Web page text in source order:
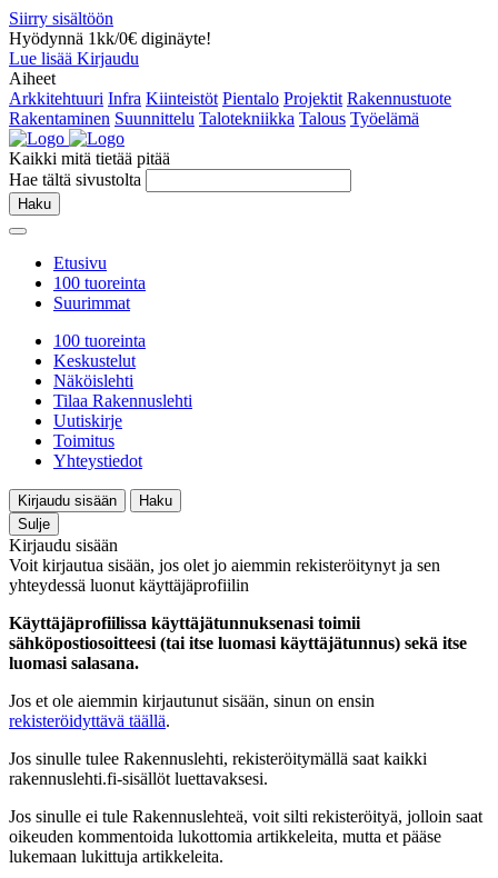
Siirry sisältöön
Hyödynnä 1kk/0€ diginäyte!
Lue lisää Kirjaudu
Aiheet
Arkkitehtuuri Infra Kiinteistöt Pientalo Projektit Rakennustuote
Rakentaminen Suunnittelu Talotekniikka Talous Työelämä
Kaikki mitä tietää pitää
Hae tältä sivustolta
Haku
Etusivu
100 tuoreinta
Suurimmat
100 tuoreinta
Keskustelut
Näköislehti
Tilaa Rakennuslehti
Uutiskirje
Toimitus
Yhteystiedot
Kirjaudu sisään
Haku
Sulje
Kirjaudu sisään
Voit kirjautua sisään, jos olet jo aiemmin rekisteröitynyt ja sen
yhteydessä luonut käyttäjäprofiilin
Käyttäjäprofiilissa käyttäjätunnuksenasi toimii
sähköpostiosoitteesi (tai itse luomasi käyttäjätunnus) sekä itse
luomasi salasana.
Jos et ole aiemmin kirjautunut sisään, sinun on ensin
rekisteröidyttävä täällä.
Jos sinulle tulee Rakennuslehti, rekisteröitymällä saat kaikki
rakennuslehti.fi-sisällöt luettavaksesi.
Jos sinulle ei tule Rakennuslehteä, voit silti rekisteröityä, jolloin saat
oikeuden kommentoida lukottomia artikkeleita, mutta et pääse
lukemaan lukittuja artikkeleita.